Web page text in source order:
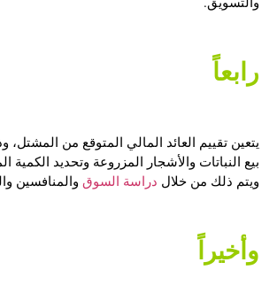
رابعاً
يتعين تقييم العائد المالي المتوقع من المشتل،
بيع النباتات والأشجار المزروعة وتحديد الكمية
ويتم ذلك من خلال دراسة السوق والمنافسين
وأخيراً